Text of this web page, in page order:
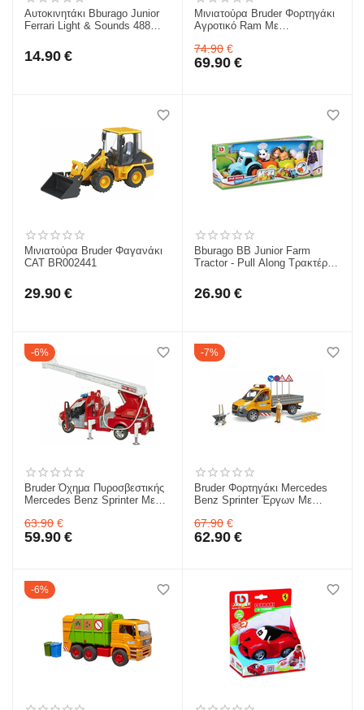
Αυτοκινητάκι Bburago Junior
Ferrari Light & Sounds 488
14.90 €
Μινιατούρα Bruder Φορτηγάκι
Αγροτικό Ram Με
BR002506
74.90 €
69.90 €
Μινιατούρα Bruder Φαγανάκι
CAT BR002441
29.90 €
Bburago BB Junior Farm
Tractor - Pull Along Τρακτέρ
26.90 €
6%
Bruder Όχημα Πυροσβεστικής
Mercedes Benz Sprinter Με
(BR002673)
63.90 €
59.90 €
7%
Bruder Φορτηγάκι Mercedes
Benz Sprinter Έργων Με
(BR002677)
67.90 €
62.90 €
6%